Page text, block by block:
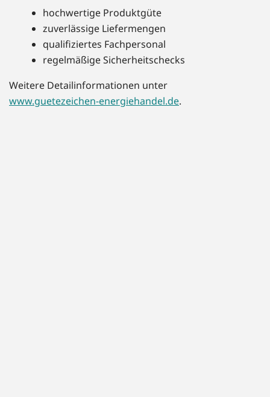
hochwertige Produktgüte
zuverlässige Liefermengen
qualifiziertes Fachpersonal
regelmäßige Sicherheitschecks
Weitere Detailinformationen unter
www.guetezeichen-energiehandel.de.